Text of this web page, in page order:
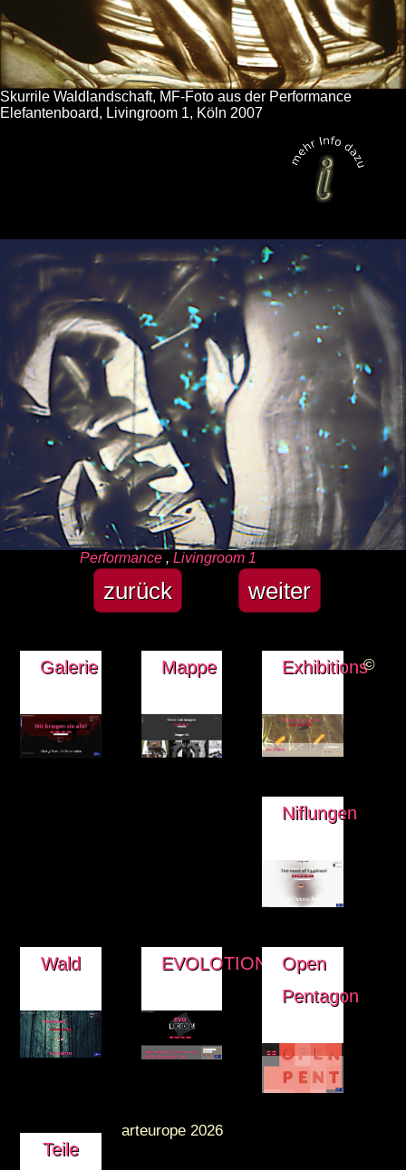
Skurrile Waldlandschaft, MF-Foto aus der Performance
Elefantenboard, Livingroom 1, Köln 2007
Performance , Livingroom 1
zurück weiter
Galerie Mappe Exhibitions
Niflungen
Wald EVOLOTION
Open
Pentagon
Teile
©
arteurope 2026